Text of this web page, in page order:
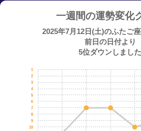
一週間の運勢変化
2025年7月12日(土)のふたご座
前日の日付より
5位ダウンしました
10
9
8
7
6
5
4
3
2
1